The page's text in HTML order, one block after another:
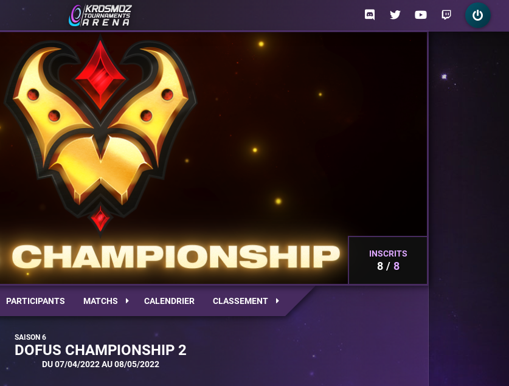
INSCRITS
8 8
PARTICIPANTS MATCHS CALENDRIER CLASSEMENT
DOFUS CHAMPIONSHIP 2
DU 07/04/2022 AU 08/05/2022